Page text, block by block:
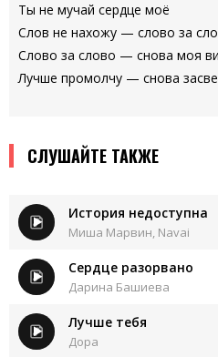
Ты не мучай сердце моё
Слов не нахожу — слово за
Слово за слово — снова моя
Лучше промолчу — снова
СЛУШАЙТЕ ТАКЖЕ
История недоступна
Миша Марвин, Navai
Сердце разорвано
Дарина Башиева
Лучше тебя
Дора